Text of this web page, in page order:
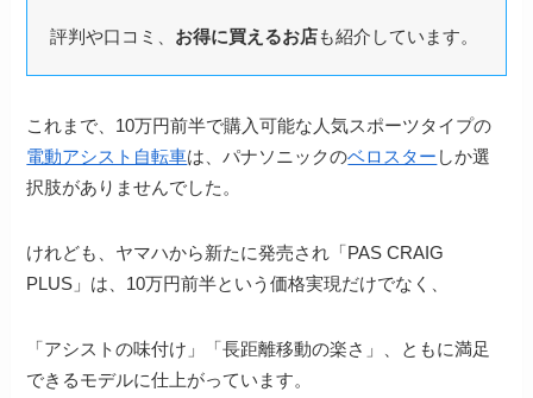
評判や口コミ、 お得に買えるお店も紹介しています。
これまで、10万円前半で購入可能な人気スポーツタイプの
電動アシスト自転車は、パナソニックのベロスター しか選
択肢がありませんでした。
けれども、ヤマハから新たに発売され「PAS CRAIG
PLUS」は、10万円前半という価格実現だけでなく、
「アシストの味付け」「長距離移動の楽さ」、ともに満足
できるモデルに仕上がっています。